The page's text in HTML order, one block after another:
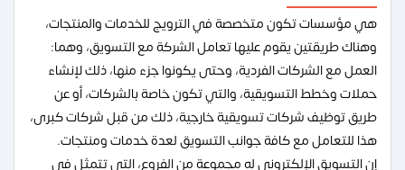
هي مؤسسات تكون متخصصة في الترويج للخدمات والمنتجات،
وهناك طريقتين يقوم عليها تعامل الشركة مع التسويق، وهما:
العمل مع الشركات الفردية، وحتى يكونوا جزء منها، ذلك لإنشاء
حملات وخطط التسويقية، والتي تكون خاصة بالشركات، أو عن
طريق توظيف شركات تسويقية خارجية، ذلك من قبل شركات كبرى،
هذا للتعامل مع كافة جوانب التسويق لعدة خدمات ومنتجات.
إن التسويق الإلكتروني له مجموعة من الفروع، التي تتمثل في